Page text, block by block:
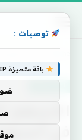
الأسهم
في
توصيات :
باقة متميزة VIP (كود: AA35872):